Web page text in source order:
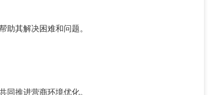
助其解决困难和问题。
同推进营商环境优化。